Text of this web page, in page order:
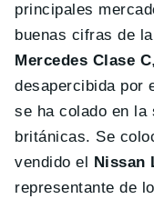
principales
buenas cifras de
Mercedes Clase C
desapercibida por
se ha colado en la
británicas. Se
vendido el
Nissan
representante de